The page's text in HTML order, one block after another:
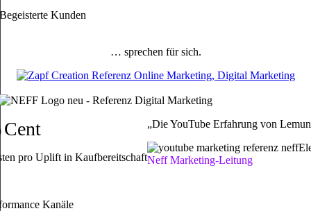
Begeisterte Kunden
… sprechen für sich.
Cent
pro Uplift in Kaufbereitschaft
Kanäle
„Die YouTube Erfahrung von
Neff Marketing-Leitung